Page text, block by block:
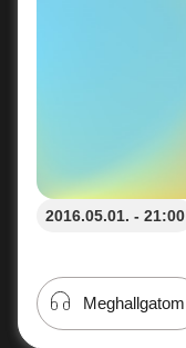
2016.05.01. - 21:00
Meghallgatom